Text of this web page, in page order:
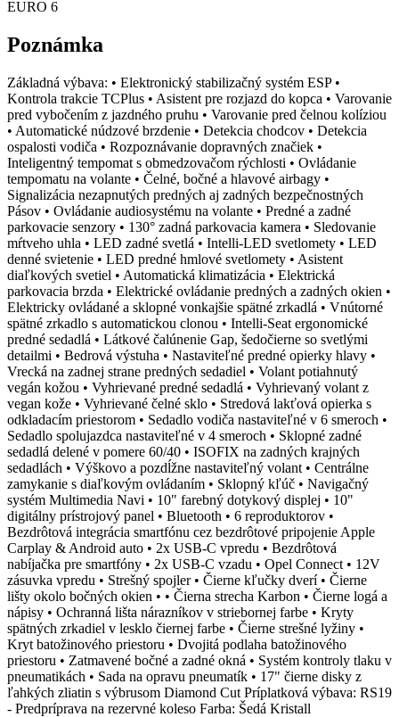
EURO 6
Poznámka
Základná výbava: • Elektronický stabilizačný systém ESP •
Kontrola trakcie TCPlus • Asistent pre rozjazd do kopca • Varovanie
pred vybočením z jazdného pruhu • Varovanie pred čelnou kolíziou
• Automatické núdzové brzdenie • Detekcia chodcov • Detekcia
ospalosti vodiča • Rozpoznávanie dopravných značiek •
Inteligentný tempomat s obmedzovačom rýchlosti • Ovládanie
tempomatu na volante • Čelné, bočné a hlavové airbagy •
Signalizácia nezapnutých predných aj zadných bezpečnostných
Pásov • Ovládanie audiosystému na volante • Predné a zadné
parkovacie senzory • 130° zadná parkovacia kamera • Sledovanie
mŕtveho uhla • LED zadné svetlá • Intelli-LED svetlomety • LED
denné svietenie • LED predné hmlové svetlomety • Asistent
diaľkových svetiel • Automatická klimatizácia • Elektrická
parkovacia brzda • Elektrické ovládanie predných a zadných okien •
Elektricky ovládané a sklopné vonkajšie spätné zrkadlá • Vnútorné
spätné zrkadlo s automatickou clonou • Intelli-Seat ergonomické
predné sedadlá • Látkové čalúnenie Gap, šedočierne so svetlými
detailmi • Bedrová výstuha • Nastaviteľné predné opierky hlavy •
Vrecká na zadnej strane predných sedadiel • Volant potiahnutý
vegán kožou • Vyhrievané predné sedadlá • Vyhrievaný volant z
vegan kože • Vyhrievané čelné sklo • Stredová lakťová opierka s
odkladacím priestorom • Sedadlo vodiča nastaviteľné v 6 smeroch •
Sedadlo spolujazdca nastaviteľné v 4 smeroch • Sklopné zadné
sedadlá delené v pomere 60/40 • ISOFIX na zadných krajných
sedadlách • Výškovo a pozdĺžne nastaviteľný volant • Centrálne
zamykanie s diaľkovým ovládaním • Sklopný kľúč • Navigačný
systém Multimedia Navi • 10" farebný dotykový displej • 10"
digitálny prístrojový panel • Bluetooth • 6 reproduktorov •
Bezdrôtová integrácia smartfónu cez bezdrôtové pripojenie Apple
Carplay & Android auto • 2x USB-C vpredu • Bezdrôtová
nabíjačka pre smartfóny • 2x USB-C vzadu • Opel Connect • 12V
zásuvka vpredu • Strešný spojler • Čierne kľučky dverí • Čierne
lišty okolo bočných okien • • Čierna strecha Karbon • Čierne logá a
nápisy • Ochranná lišta nárazníkov v striebornej farbe • Kryty
spätných zrkadiel v lesklo čiernej farbe • Čierne strešné lyžiny •
Kryt batožinového priestoru • Dvojitá podlaha batožinového
priestoru • Zatmavené bočné a zadné okná • Systém kontroly tlaku v
pneumatikách • Sada na opravu pneumatík • 17" čierne disky z
ľahkých zliatin s výbrusom Diamond Cut Príplatková výbava: RS19
- Predpríprava na rezervné koleso Farba: Šedá Kristall